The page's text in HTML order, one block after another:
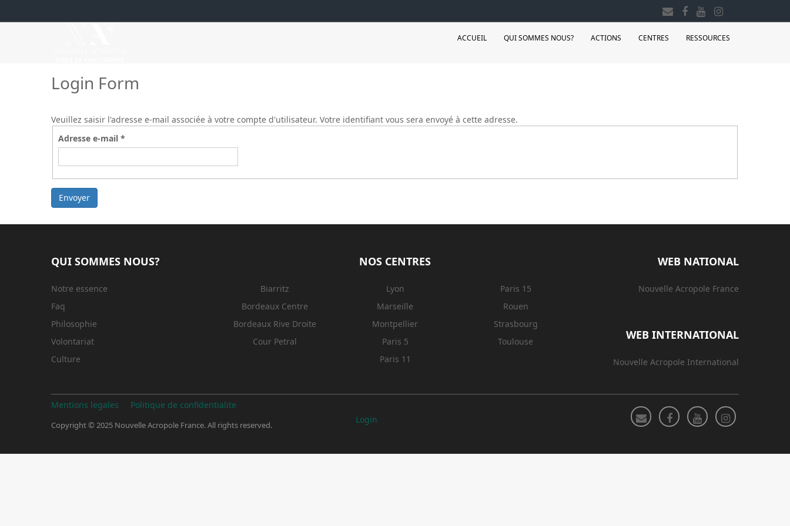
ACCUEIL QUI SOMMES NOUS? ACTIONS CENTRES RESSOURCES
Login Form
Veuillez saisir l'adresse e-mail associée à votre compte d'utilisateur. Votre identifiant vous sera envoyé à cette adresse.
Adresse e-mail*
Envoyer
QUI SOMMES NOUS?
Notre essence
Faq
Philosophie
Volontariat
Culture
NOS CENTRES
Biarritz
Bordeaux Centre
Bordeaux Rive Droite
Cour Petral
Lyon
Marseille
Montpellier
Paris 5
Paris 11
Paris 15
Rouen
Strasbourg
Toulouse
WEB NATIONAL
Nouvelle Acropole France
WEB INTERNATIONAL
Nouvelle Acropole International
Mentions legales Politique de confidentialite
Copyright © 2025 Nouvelle Acropole France. All rights reserved. Login